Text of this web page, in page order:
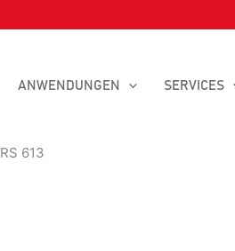
ANWENDUNGEN SERVICES
RS 613